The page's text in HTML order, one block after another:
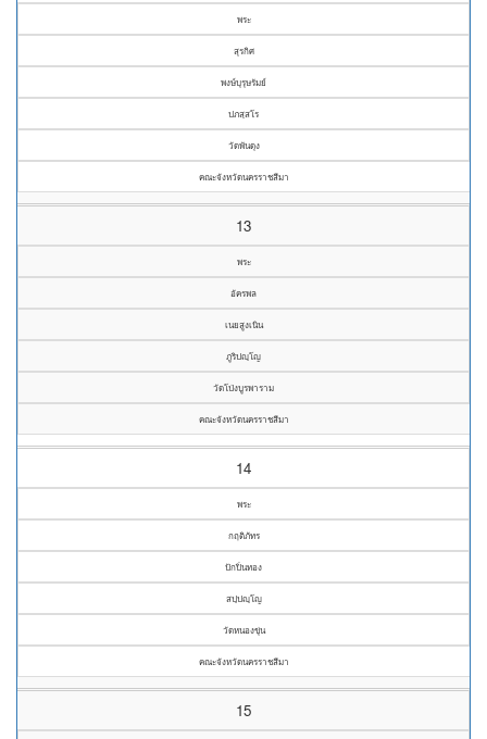
พระ
สุรกิศ
พงษ์บุรุษรัมย์
ปภสฺสโร
วัดพันดุง
คณะจังหวัดนครราชสีมา
13
พระ
อัครพล
เนยสูงเนิน
ภูริปญฺโญ
วัดโป่งบูรพาราม
คณะจังหวัดนครราชสีมา
14
พระ
กฤติภัทร
ปักปิ่นทอง
สปฺปญฺโญ
วัดหนองขุ่น
คณะจังหวัดนครราชสีมา
15